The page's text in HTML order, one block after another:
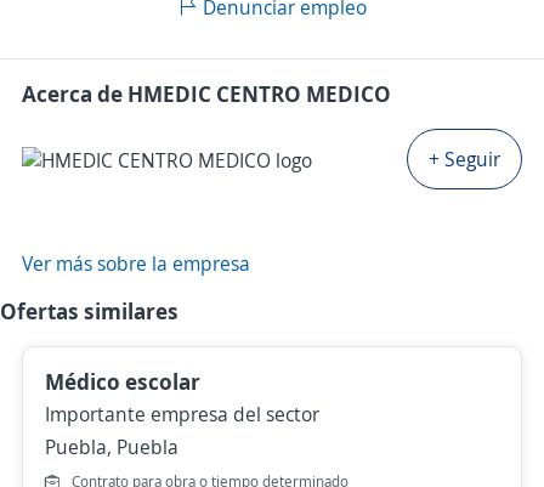
Denunciar empleo
Acerca de HMEDIC CENTRO MEDICO
+ Seguir
Ver más sobre la empresa
Ofertas similares
Médico escolar
Importante empresa del sector
Puebla, Puebla
Contrato para obra o tiempo determinado